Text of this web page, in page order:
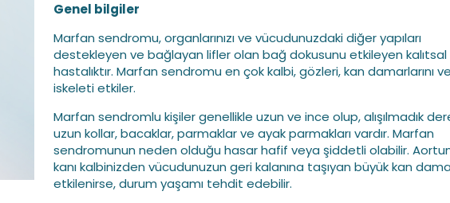
Genel bilgiler
Marfan sendromu, organlarınızı ve vücudunuzdaki diğer yapıları
destekleyen ve bağlayan lifler olan bağ dokusunu etkileyen kalıtsal
hastalıktır. Marfan sendromu en çok kalbi, gözleri, kan damarlarını ve
iskeleti etkiler.
Marfan sendromlu kişiler genellikle uzun ve ince olup, alışılmadık
uzun kollar, bacaklar, parmaklar ve ayak parmakları vardır. Marfan
sendromunun neden olduğu hasar hafif veya şiddetli olabilir.
kanı kalbinizden vücudunuzun geri kalanına taşıyan büyük kan
etkilenirse, durum yaşamı tehdit edebilir.